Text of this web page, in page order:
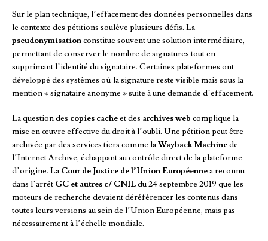
Sur le plan technique, l’effacement des données personnelles dans
le contexte des pétitions soulève plusieurs défis. La
pseudonymisationconstitue souvent une solution intermédiaire,
permettant de conserver le nombre de signatures tout en
supprimant l’identité du signataire. Certaines plateformes ont
développé des systèmes où la signature reste visible mais sous la
mention « signataire anonyme » suite à une demande d’effacement.
La question des copies cacheet des archives web complique la
mise en œuvre effective du droit à l’oubli. Une pétition peut être
archivée par des services tiers comme laWayback Machinede
l’Internet Archive, échappant au contrôle direct de la plateforme
d’origine. La Cour de Justice de l’Union Européennea reconnu
dans l’arrêt GC et autres c/ CNILdu 24 septembre 2019 que les
moteurs de recherche devaient déréférencer les contenus dans
toutes leurs versions au sein de l’Union Européenne, mais pas
nécessairement à l’échelle mondiale.